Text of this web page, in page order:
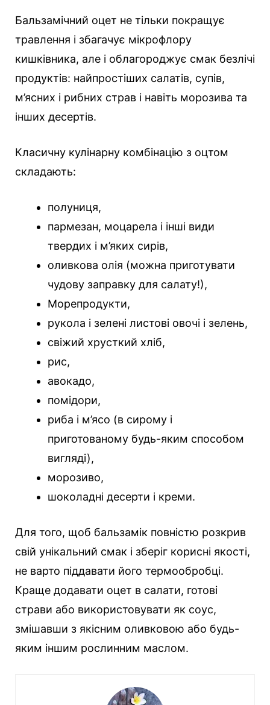
Бальзамічний оцет не тільки покращує
травлення і збагачує мікрофлору
кишківника, але і облагороджує смак безлічі
продуктів: найпростіших салатів, супів,
м’ясних і рибних страв і навіть морозива та
інших десертів.
Класичну кулінарну комбінацію з оцтом
складають:
полуниця,
пармезан, моцарела і інші види
твердих і м’яких сирів,
оливкова олія (можна приготувати
чудову заправку для салату!),
Морепродукти,
рукола і зелені листові овочі і зелень,
свіжий хрусткий хліб,
рис,
авокадо,
помідори,
риба і м’ясо (в сирому і
приготованому будь-яким способом
вигляді),
морозиво,
шоколадні десерти і креми.
Для того, щоб бальзамік повністю розкрив
свій унікальний смак і зберіг корисні якості,
не варто піддавати його термообробці.
Краще додавати оцет в салати, готові
страви або використовувати як соус,
змішавши з якісним оливковою або будь-
яким іншим рослинним маслом.